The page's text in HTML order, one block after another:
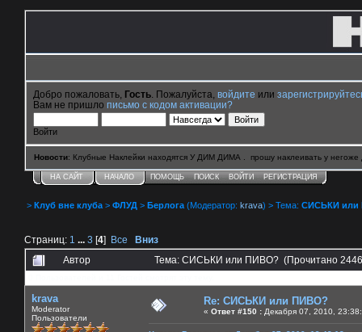
Добро пожаловать, Гость . Пожалуйста, войдите или
Вам не пришло письмо с кодом активации?
Войти
Новости: Клубные Наклейки находятся У ДИМ ДИМА . прошу наклеивать у негоже
НА САЙТ НАЧАЛО ПОМОЩЬ ПОИСК ВОЙТИ РЕГИСТРАЦИЯ
> Клуб вне клуба > ФЛУД > Берлога (Модератор: krava) > Тема: СИСЬКИ или
Страниц: 1 ... 3 [4] Все
Вниз
Автор
Тема: СИСЬКИ или ПИВО? (Прочитано
krava
Moderator
Пользователи
Re: СИСЬКИ или ПИВО?
« Ответ #150 : Декабря 07, 2010,